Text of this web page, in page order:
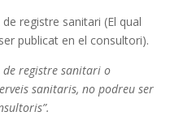
registre sanitari (El qual
publicat en el consultori).
de registre sanitari o
sanitaris, no podreu ser